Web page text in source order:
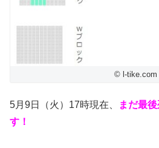
© l-tike.com
5月9日（火）17時現在、
まだ最
す！